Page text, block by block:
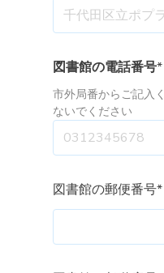
図書館の電話番号*
市外局番からご記入
ないでください
図書館の郵便番号*